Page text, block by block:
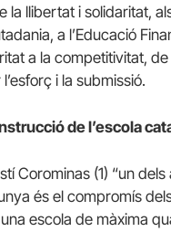
la llibertat i solidaritat,
a l’Educació
a la competitivitat, de
i la submissió.
de l’escola
Corominas (1) “un
és el compromís
escola de màxima